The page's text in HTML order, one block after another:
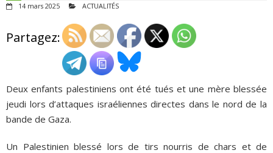
QUI SOMMES-NOUS ?
ADHÉSIONS, DONS, CONTACT
14 mars 2025 ACTUALITÉS
Partagez:
Deux enfants palestiniens ont été tués et une mère blessée
jeudi lors d’attaques israéliennes directes dans le nord de la
bande de Gaza.
Un Palestinien blessé lors de tirs nourris de chars et de